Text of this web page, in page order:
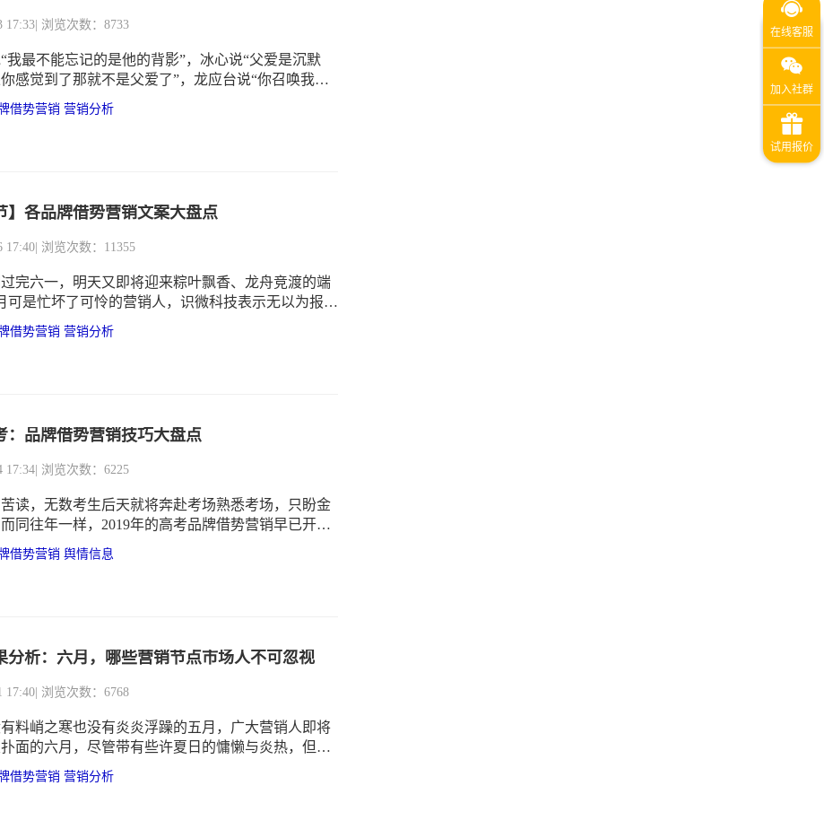
17:33 | 浏览次数：8733
我最不能忘记的是他的背影”，冰心说“父爱是沉默
感觉到了那就不是父爱了”，龙应台说“你召唤我成
追随你成为父亲”...... 端午的文案还历历在目，周日
案又迫在眉睫。在专属于父亲的节日里，营销人们
借势营销 营销分析
】各品牌借势营销文案大盘点
17:40 | 浏览次数：11355
过完六一，明天又即将迎来粽叶飘香、龙舟竞渡的端
可是忙坏了可怜的营销人，识微科技表示无以为报，
修改文案的营销人快看过来，接住识微科技的心意
看看各品牌历年“粽子节”借势营销文案大盘点。
借势营销 营销分析
：品牌借势营销技巧大盘点
17:34 | 浏览次数：6225
读，无数考生后天就将奔赴考场熟悉考场，只盼金
同往年一样，2019年的高考品牌借势营销早已开
人摩拳擦掌，使尽浑身解数，不愿错过这次机会。
们一起盘点那些令人眼前一亮的“高考营销”玩法，
借势营销 舆情信息
分析：六月，哪些营销节点市场人不可忽视
17:40 | 浏览次数：6768
料峭之寒也没有炎炎浮躁的五月，广大营销人即将
面的六月，尽管带有些许夏日的慵懒与炎热，但是
紧张与激情，有高考，更有端午节、618购物节等，
营销的好时节，跟着识微小编来看看六月有哪些值
借势营销 营销分析